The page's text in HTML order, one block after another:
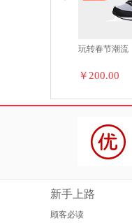
玩转春节潮流
￥200.00
新手上路
顾客必读